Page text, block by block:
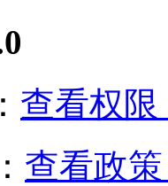
查看权限
查看政